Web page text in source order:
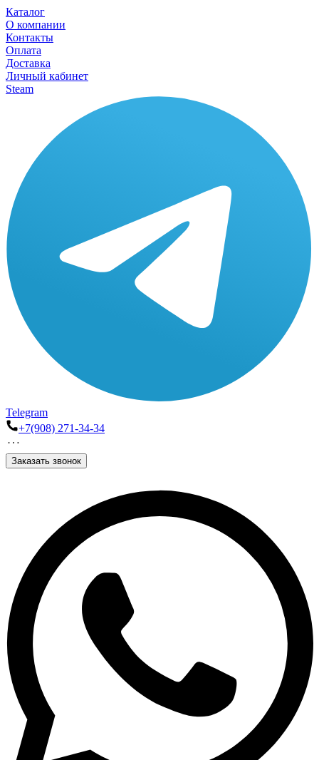
Каталог
О компании
Контакты
Оплата
Доставка
Личный кабинет
Steam
Telegram
+7(908) 271-34-34
Заказать звонок